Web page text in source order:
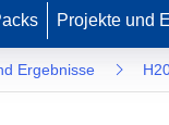
Projekte und
Ergebnisse